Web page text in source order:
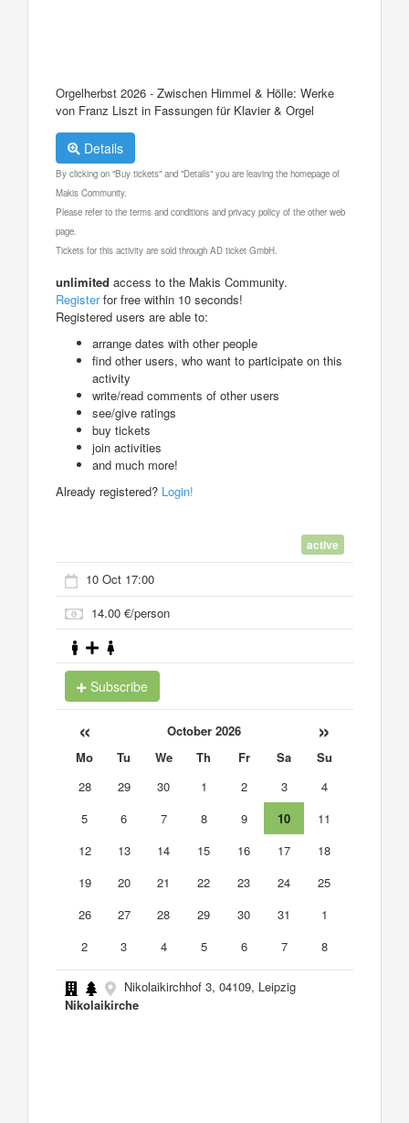
Orgelherbst 2026 - Zwischen Himmel & Hölle: Werke
von Franz Liszt in Fassungen für Klavier & Orgel
Details
By clicking on "Buy tickets" and "Details" you are leaving the homepage of
Makis Community.
Please refer to the terms and conditions and privacy policy of the other web
page.
Tickets for this activity are sold through AD ticket GmbH.
unlimited access to the Makis Community.
Registerfor free within 10 seconds!
Registered users are able to:
arrange dates with other people
find other users, who want to participate on this
activity
write/read comments of other users
see/give ratings
buy tickets
join activities
and much more!
Already registered? Login!
active
10 Oct 17:00
14.00 €/person
Subscribe
« October 2026 »
Mo Tu We Th Fr Sa
Su
28
29 30 1 2 3
4
5
6 7 8 9 10
11
12
13 14 15 16 17
18
19
20 21 22 23 24
25
26
27 28 29 30 31
1
2
3 4 5 6 7 8
Nikolaikirchhof 3, 04109, Leipzig
Nikolaikirche